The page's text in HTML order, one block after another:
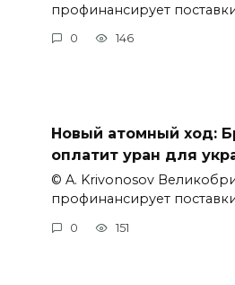
профинансирует
0 146
Новый атомный ход:
оплатит уран для
© A. Krivonosov
профинансирует
0 151